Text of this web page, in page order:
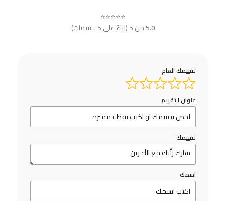
⭐⭐⭐⭐⭐
5.0من 5 (بناءً على 5 تقييمات)
تقييمك العام
عنوان التقييم
تقييمك
اسمك